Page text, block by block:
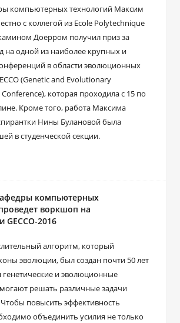
компьютерных технологий Максим
с коллегой из Ecole Polytechnique
Доерром получил приз за
на одной из наиболее крупных и
в области эволюционных
(Genetic and Evolutionary
которая проходила с 15 по
Кроме того, работа Максима
Нины Булановой была
в студенческой секции.
компьютерных
воркшоп на
2016
алгоритм, который
эволюции, был создан почти 50 лет
генетические и эволюционные
решать различные задачи
повысить эффективность
объединить усилия не только